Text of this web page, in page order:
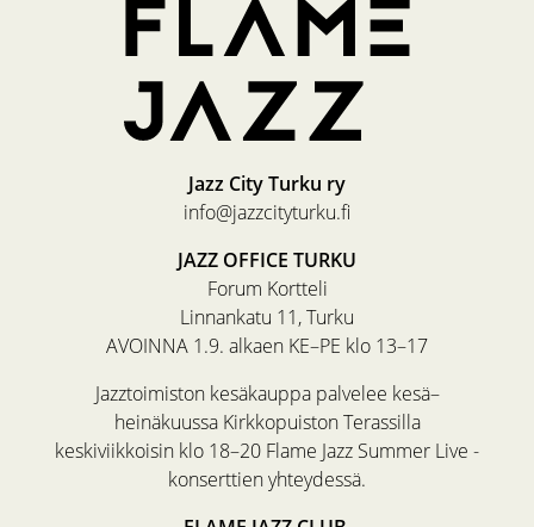
Jazz City Turku ry
info@jazzcityturku.fi
JAZZ OFFICE TURKU
Forum Kortteli
Linnankatu 11, Turku
AVOINNA 1.9. alkaen KE–PE klo 13–17
Jazztoimiston kesäkauppa palvelee kesä–
heinäkuussa Kirkkopuiston Terassilla
keskiviikkoisin klo 18–20 Flame Jazz Summer Live -
konserttien yhteydessä.